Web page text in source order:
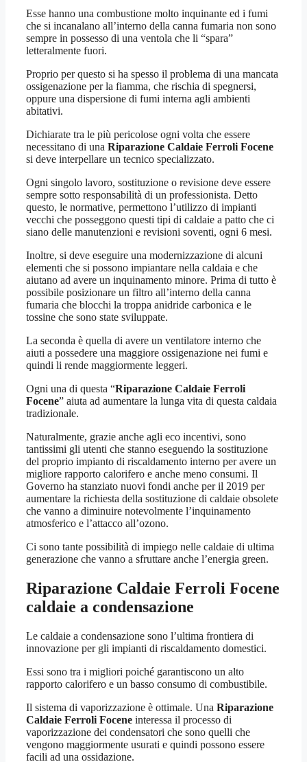
Esse hanno una combustione molto inquinante ed i fumi
che si incanalano all’interno della canna fumaria non sono
sempre in possesso di una ventola che li “spara”
letteralmente fuori.
Proprio per questo si ha spesso il problema di una mancata
ossigenazione per la fiamma, che rischia di spegnersi,
oppure una dispersione di fumi interna agli ambienti
abitativi.
Dichiarate tra le più pericolose ogni volta che essere
necessitano di una Riparazione Caldaie Ferroli Focene
si deve interpellare un tecnico specializzato.
Ogni singolo lavoro, sostituzione o revisione deve essere
sempre sotto responsabilità di un professionista. Detto
questo, le normative, permettono l’utilizzo di impianti
vecchi che posseggono questi tipi di caldaie a patto che ci
siano delle manutenzioni e revisioni soventi, ogni 6 mesi.
Inoltre, si deve eseguire una modernizzazione di alcuni
elementi che si possono impiantare nella caldaia e che
aiutano ad avere un inquinamento minore. Prima di tutto è
possibile posizionare un filtro all’interno della canna
fumaria che blocchi la troppa anidride carbonica e le
tossine che sono state sviluppate.
La seconda è quella di avere un ventilatore interno che
aiuti a possedere una maggiore ossigenazione nei fumi e
quindi li rende maggiormente leggeri.
Ogni una di questa “Riparazione Caldaie Ferroli
Focene” aiuta ad aumentare la lunga vita di questa caldaia
tradizionale.
Naturalmente, grazie anche agli eco incentivi, sono
tantissimi gli utenti che stanno eseguendo la sostituzione
del proprio impianto di riscaldamento interno per avere un
migliore rapporto calorifero e anche meno consumi. Il
Governo ha stanziato nuovi fondi anche per il 2019 per
aumentare la richiesta della sostituzione di caldaie obsolete
che vanno a diminuire notevolmente l’inquinamento
atmosferico e l’attacco all’ozono.
Ci sono tante possibilità di impiego nelle caldaie di ultima
generazione che vanno a sfruttare anche l’energia green.
Riparazione Caldaie Ferroli Focene
caldaie a condensazione
Le caldaie a condensazione sono l’ultima frontiera di
innovazione per gli impianti di riscaldamento domestici.
Essi sono tra i migliori poiché garantiscono un alto
rapporto calorifero e un basso consumo di combustibile.
Il sistema di vaporizzazione è ottimale. Una Riparazione
Caldaie Ferroli Focene interessa il processo di
vaporizzazione dei condensatori che sono quelli che
vengono maggiormente usurati e quindi possono essere
facili ad una ossidazione.